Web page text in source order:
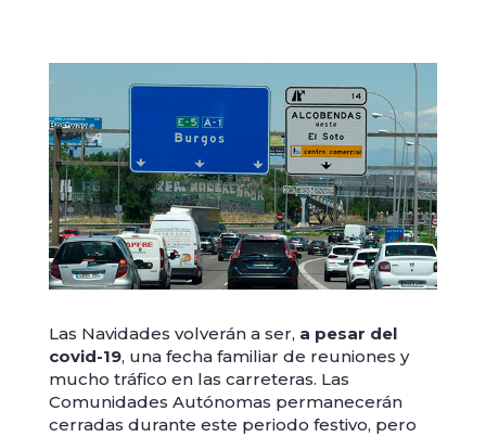
Las Navidades volverán a ser, a pesar del
covid-19, una fecha familiar de reuniones y
mucho tráfico en las carreteras. Las
Comunidades Autónomas permanecerán
cerradas durante este periodo festivo, pero